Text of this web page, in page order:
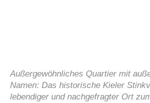
Außergewöhnliches Quartier mit
Namen: Das historische Kieler
lebendiger und nachgefragter Ort